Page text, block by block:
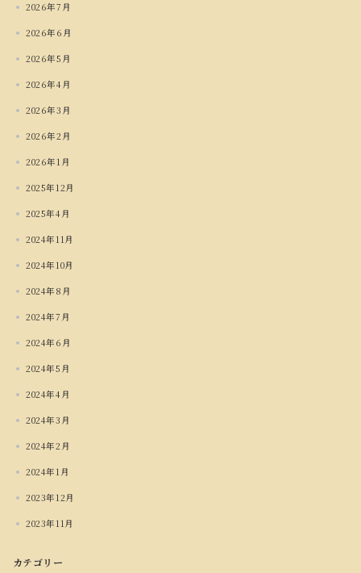
2026年7月
2026年6月
2026年5月
2026年4月
2026年3月
2026年2月
2026年1月
2025年12月
2025年4月
2024年11月
2024年10月
2024年8月
2024年7月
2024年6月
2024年5月
2024年4月
2024年3月
2024年2月
2024年1月
2023年12月
2023年11月
カテゴリー